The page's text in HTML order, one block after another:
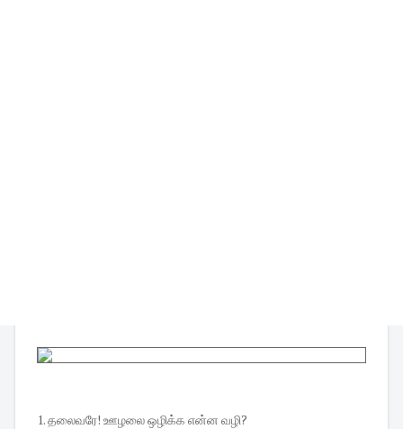
1. தலைவரே! ஊழலை ஒழிக்க என்ன வழி?